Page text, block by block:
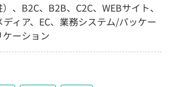
、B2C、B2B、C2C、WEBサイト、
ィア、EC、業務システム/パッケー
ーション